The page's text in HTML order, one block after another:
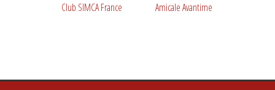
Club SIMCA France Amicale Avantime